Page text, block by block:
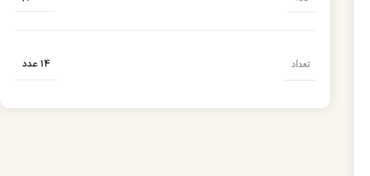
تعداد 14 عدد